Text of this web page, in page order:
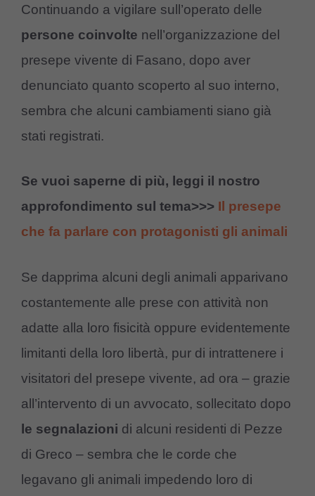
Continuando a vigilare sull’operato delle
persone coinvolte nell’organizzazione del
presepe vivente di Fasano, dopo aver
denunciato quanto scoperto al suo interno,
sembra che alcuni cambiamenti siano già
stati registrati.
Se vuoi saperne di più, leggi il nostro
approfondimento sul tema>>> Il presepe
che fa parlare con protagonisti gli animali
Se dapprima alcuni degli animali apparivano
costantemente alle prese con attività non
adatte alla loro fisicità oppure evidentemente
limitanti della loro libertà, pur di intrattenere i
visitatori del presepe vivente, ad ora – grazie
all’intervento di un avvocato, sollecitato dopo
le segnalazioni di alcuni residenti di Pezze
di Greco – sembra che le corde che
legavano gli animali impedendo loro di